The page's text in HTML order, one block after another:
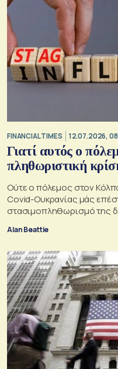
FINANCIAL TIMES 12.07.2026,
Γιατί αυτός ο
πληθωριστική
Ούτε ο πόλεμος στον
Covid-Ουκρανίας μάς
στασιμοπληθωρισμό της
Alan Beattie